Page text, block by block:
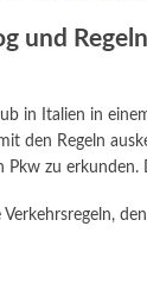
und
in Italien in
den Regeln
Pkw zu
Verkehrsregeln,